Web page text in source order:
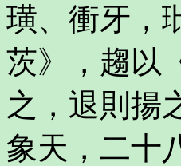
璜、衝牙，
茨》，趨以
之，退則揚
象天，二十